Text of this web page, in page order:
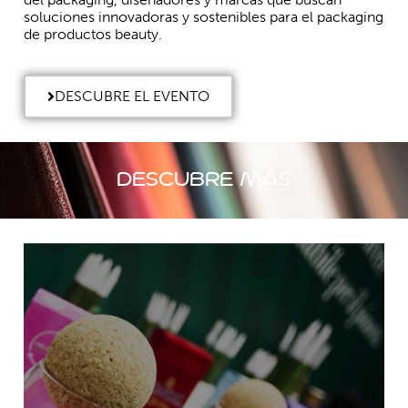
soluciones innovadoras y sostenibles para el packaging
de productos beauty.
DESCUBRE EL EVENTO
descubre más
Exponer